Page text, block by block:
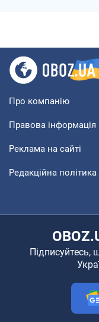
Про компанію
Правова інформація
Реклама на сайті
Редакційна політика
Підписуйтесь,